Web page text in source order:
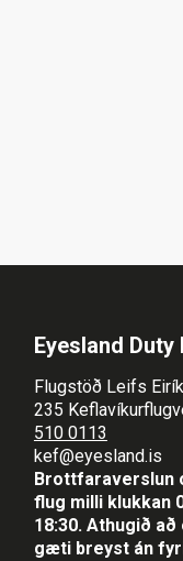
Eyesland Duty
Flugstöð Leifs
235
510 0113
kef@eyesland.is
Brottfaraverslun
flug milli klukkan
18:30. Athugið að
gæti breyst án